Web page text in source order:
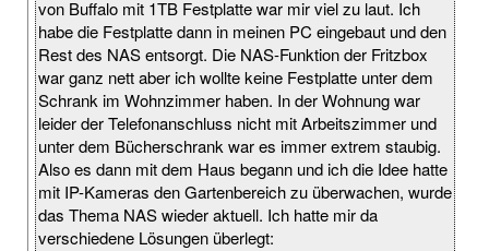
von Buffalo mit 1TB Festplatte war mir viel zu laut. Ich
habe die Festplatte dann in meinen PC eingebaut und den
Rest des NAS entsorgt. Die NAS-Funktion der Fritzbox
war ganz nett aber ich wollte keine Festplatte unter dem
Schrank im Wohnzimmer haben. In der Wohnung war
leider der Telefonanschluss nicht mit Arbeitszimmer und
unter dem Bücherschrank war es immer extrem staubig.
Also es dann mit dem Haus begann und ich die Idee hatte
mit IP-Kameras den Gartenbereich zu überwachen, wurde
das Thema NAS wieder aktuell. Ich hatte mir da
verschiedene Lösungen überlegt: